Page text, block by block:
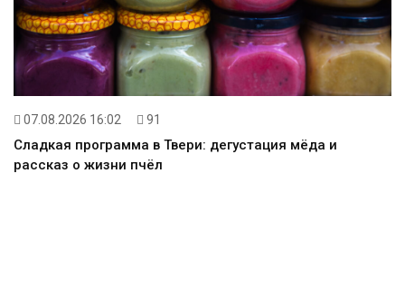
07.08.2026 16:02 91
Сладкая программа в Твери: дегустация мёда и
рассказ о жизни пчёл